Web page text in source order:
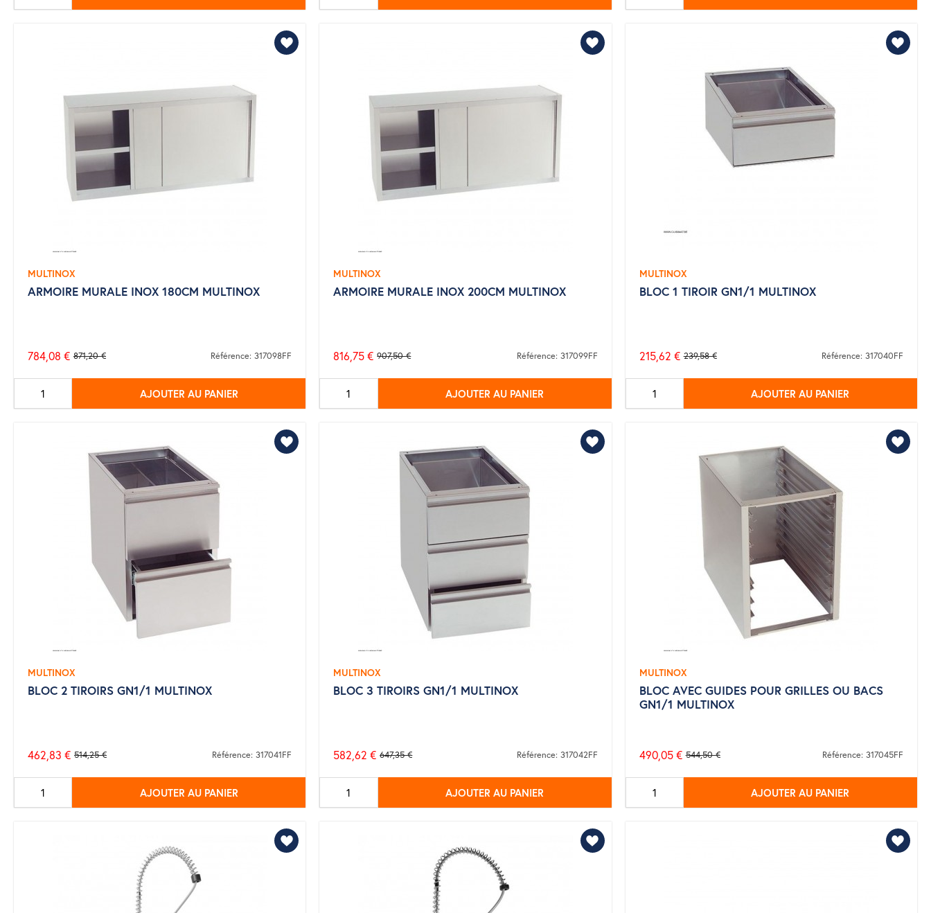
MULTINOX
ARMOIRE MURALE INOX 180CM MULTINOX
Prix
de
base
871,20 €
784,08 € Référence: 317098FF
AJOUTER AU PANIER
MULTINOX
ARMOIRE MURALE INOX 200CM MULTINOX
Prix
de
base
907,50 €
816,75 € Référence: 317099FF
AJOUTER AU PANIER
MULTINOX
BLOC 1 TIROIR GN1/1 MULTINOX
Prix
de
base
239,58 €
215,62 € Référence: 317040FF
AJOUTER AU PANIER
MULTINOX
BLOC 2 TIROIRS GN1/1 MULTINOX
Prix
de
base
514,25 €
462,83 € Référence: 317041FF
AJOUTER AU PANIER
MULTINOX
BLOC 3 TIROIRS GN1/1 MULTINOX
Prix
de
base
647,35 €
582,62 € Référence: 317042FF
AJOUTER AU PANIER
MULTINOX
BLOC AVEC GUIDES POUR GRILLES OU BACS
GN1/1 MULTINOX
Prix
de
base
544,50 €
490,05 € Référence: 317045FF
AJOUTER AU PANIER